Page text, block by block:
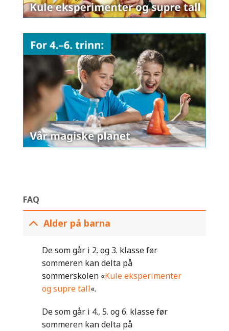
FAQ
Alder på barna
De som går i 2. og 3. klasse før
sommeren kan delta på
sommerskolen «Kule eksperimenter
og supre tall«.
De som går i 4., 5. og 6. klasse før
sommeren kan delta på